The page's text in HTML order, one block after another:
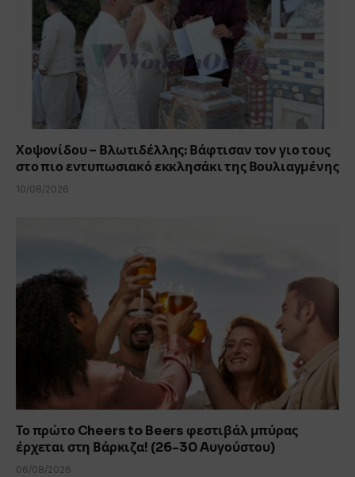
Χοψονίδου – Βλωτιδέλλης: Βάφτισαν τον γιο τους
στο πιο εντυπωσιακό εκκλησάκι της Βουλιαγμένης
10/08/2026
Το πρώτο Cheers to Beers φεστιβάλ μπύρας
έρχεται στη Βάρκιζα! (26-30 Aυγούστου)
06/08/2026